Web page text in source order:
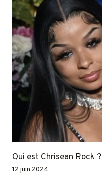
Qui est Chrisean Rock ?
12 juin 2024